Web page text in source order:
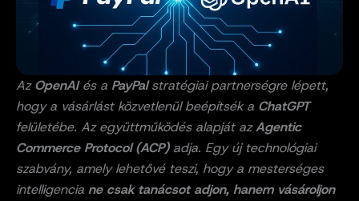
AzOpenAIés a PayPalstratégiai partnerségre lépett,
hogy a vásárlást közvetlenül beépítsék a ChatGPT
felületébe. Az együttműködés alapját azAgentic
Commerce Protocol (ACP)adja. Egy új technológiai
szabvány, amely lehetővé teszi, hogy a mesterséges
intelligencia ne csak tanácsot adjon, hanem vásároljon